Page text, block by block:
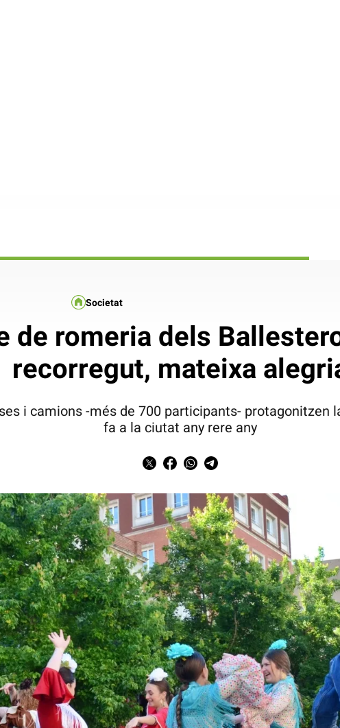
Societat
de romeria dels
recorregut, mateixa
i camions -més de 700 participants- protagonitzen
fa a la ciutat any rere any